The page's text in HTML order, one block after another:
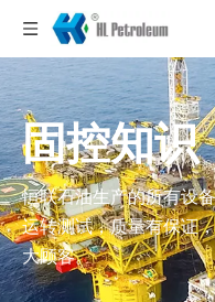
固控知识
恒联石油生产的所有设
运转测试，质量有保证
大顾客。